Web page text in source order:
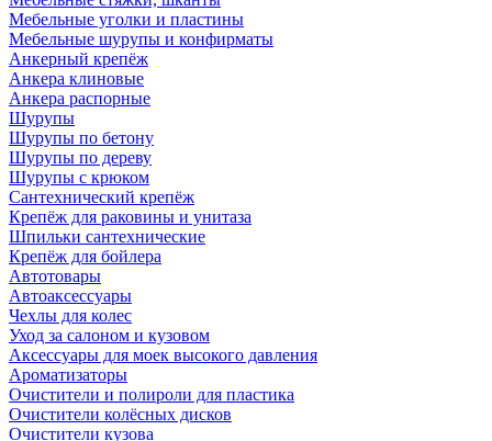
Мебельные уголки и пластины
Мебельные шурупы и конфирматы
Анкерный крепёж
Анкера клиновые
Анкера распорные
Шурупы
Шурупы по бетону
Шурупы по дереву
Шурупы с крюком
Сантехнический крепёж
Крепёж для раковины и унитаза
Шпильки сантехнические
Крепёж для бойлера
Автотовары
Автоаксессуары
Чехлы для колес
Уход за салоном и кузовом
Аксессуары для моек высокого давления
Ароматизаторы
Очистители и полироли для пластика
Очистители колёсных дисков
Очистители кузова